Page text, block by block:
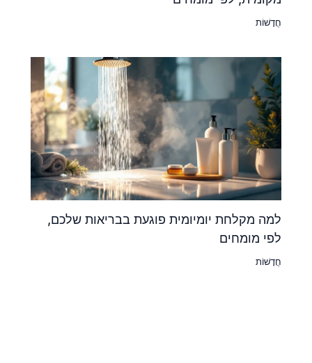
חֲדָשׁוֹת
למה מקלחת יומיומית פוגעת בבריאות שלכם,
לפי מומחים
חֲדָשׁוֹת